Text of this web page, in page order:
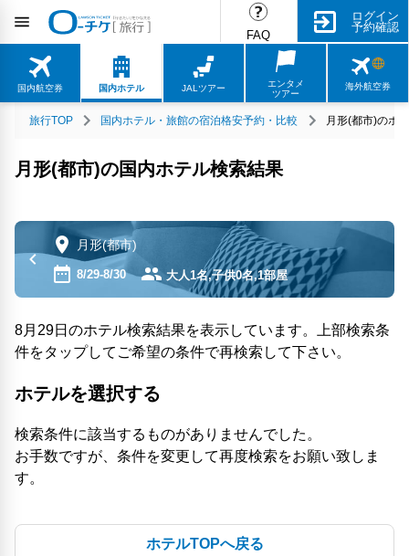
FAQ
ログイン
予約確認
国内航空券 国内ホテル JALツアー
エンタメ
ツアー
海外航空券
旅行TOP 国内ホテル・旅館の宿泊格安予約・比較 月形(都市)のホ
月形(都市)の国内ホテル検索結果
月形(都市)
8/29-8/30 大人1名,子供0名,1部屋
8月29日のホテル検索結果を表示しています。上部検索条
件をタップしてご希望の条件で再検索して下さい。
ホテルを選択する
検索条件に該当するものがありませんでした。
お手数ですが、条件を変更して再度検索をお願い致しま
す。
ホテルTOPへ戻る